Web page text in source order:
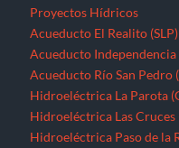
Proyectos Hídricos
Acueducto El Realito (SLP)
Acueducto Independencia
Acueducto Río San Pedro
Hidroeléctrica La Parota
Hidroeléctrica Las
Hidroeléctrica Paso de la